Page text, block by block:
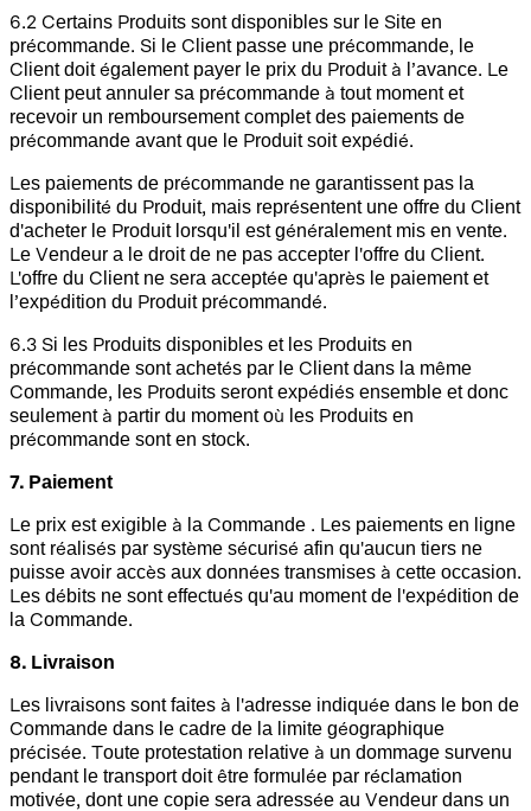
6.2 Certains Produits sont disponibles sur le Site en
précommande. Si le Client passe une précommande, le
Client doit également payer le prix du Produit à l’avance. Le
Client peut annuler sa précommande à tout moment et
recevoir un remboursement complet des paiements de
précommande avant que le Produit soit expédié.
Les paiements de précommande ne garantissent pas la
disponibilité du Produit, mais représentent une offre du Client
d'acheter le Produit lorsqu'il est généralement mis en vente.
Le Vendeur a le droit de ne pas accepter l'offre du Client.
L'offre du Client ne sera acceptée qu'après le paiement et
l’expédition du Produit précommandé.
6.3 Si les Produits disponibles et les Produits en
précommande sont achetés par le Client dans la même
Commande, les Produits seront expédiés ensemble et donc
seulement à partir du moment où les Produits en
précommande sont en stock.
7. Paiement
Le prix est exigible à la Commande . Les paiements en ligne
sont réalisés par système sécurisé afin qu'aucun tiers ne
puisse avoir accès aux données transmises à cette occasion.
Les débits ne sont effectués qu'au moment de l'expédition de
la Commande.
8. Livraison
Les livraisons sont faites à l'adresse indiquée dans le bon de
Commande dans le cadre de la limite géographique
précisée. Toute protestation relative à un dommage survenu
pendant le transport doit être formulée par réclamation
motivée, dont une copie sera adressée au Vendeur dans un